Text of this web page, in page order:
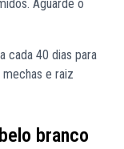
Aguarde o
cada 40 dias para
e raiz
branco